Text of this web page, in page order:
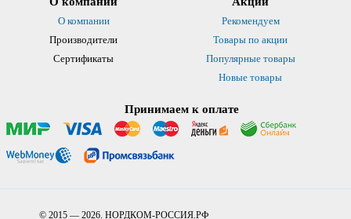
О компании
Производители
Сертификаты
Рекомендуем
Товары по акции
Популярные товары
Новые товары
Принимаем к оплате
© 2015 — 2026. НОРДКОМ-РОССИЯ.РФ